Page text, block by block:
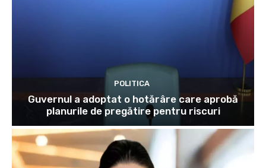
POLITICA
Guvernul a adoptat o hotărâre care aprobă
planurile de pregătire pentru riscuri